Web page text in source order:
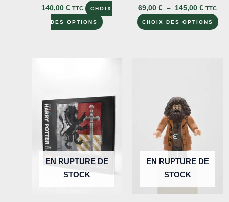
140,00€ TTC CHOIX
DES OPTIONS
Ce
69,00€ – 145,00€Plage
de
prix :
69,00 €
TTC
CHOIX DES OPTIONS
Ce
EN RUPTURE DE
STOCK
EN RUPTURE DE
STOCK